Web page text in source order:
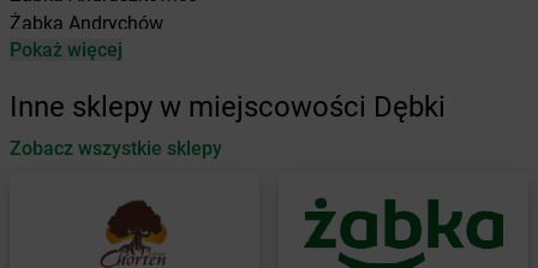
Żabka Andrychów
Żabka Antonie
Żabka Automat
Żabka Babica
Babimost
Baborów
Pokaż więcej
Inne sklepy w miejscowości Dębki
Zobacz wszystkie sklepy